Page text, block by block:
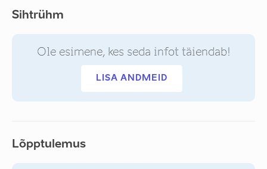
Sihtrühm
Ole esimene, kes seda infot täiendab!
LISA ANDMEID
Lõpptulemus